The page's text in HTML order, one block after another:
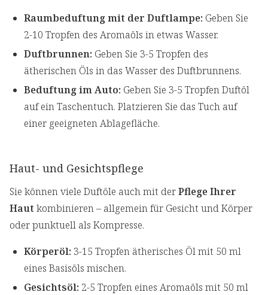
Raumbeduftung mit der Duftlampe: Geben Sie
2-10 Tropfen des Aromaöls in etwas Wasser.
Duftbrunnen: Geben Sie 3-5 Tropfen des
ätherischen Öls in das Wasser des Duftbrunnens.
Beduftung im Auto: Geben Sie 3-5 Tropfen Duftöl
auf ein Taschentuch. Platzieren Sie das Tuch auf
einer geeigneten Ablagefläche.
Haut- und Gesichtspflege
Sie können viele Duftöle auch mit derPflege Ihrer
Haut kombinieren – allgemein für Gesicht und Körper
oder punktuell als Kompresse.
Körperöl: 3-15 Tropfen ätherisches Öl mit 50 ml
eines Basisöls mischen.
Gesichtsöl: 2-5 Tropfen eines Aromaöls mit 50 ml